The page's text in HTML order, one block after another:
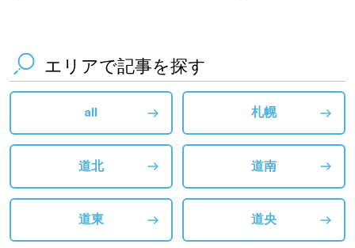
エリアで記事を探す
all 札幌
道北 道南
道東 道央